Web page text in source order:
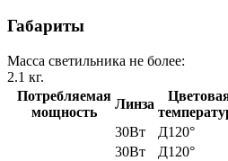
Габариты
Масса светильника не более:
2.1 кг.
Потребляемая
мощность
Линза
30Вт
Д120°
30Вт
Д120°